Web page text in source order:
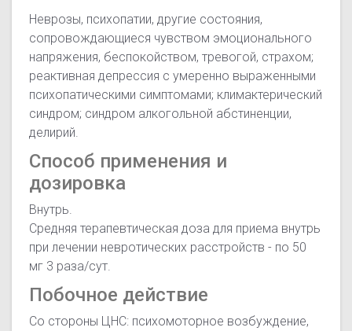
Неврозы, психопатии, другие состояния,
сопровождающиеся чувством эмоционального
напряжения, беспокойством, тревогой, страхом;
реактивная депрессия с умеренно выраженными
психопатическими симптомами; климактерический
синдром; синдром алкогольной абстиненции,
делирий.
Способ применения и
дозировка
Внутрь.
Средняя терапевтическая доза для приема внутрь
при лечении невротических расстройств - по 50
мг 3 раза/сут.
Побочное действие
Со стороны ЦНС: психомоторное возбуждение,